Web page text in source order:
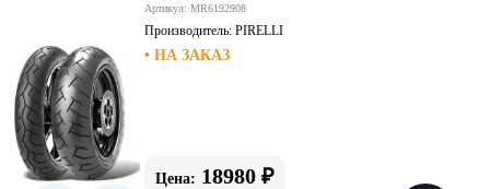
Артикул: MR6192908
Производитель:PIRELLI
• НА ЗАКАЗ
Цена: 18980 ₽